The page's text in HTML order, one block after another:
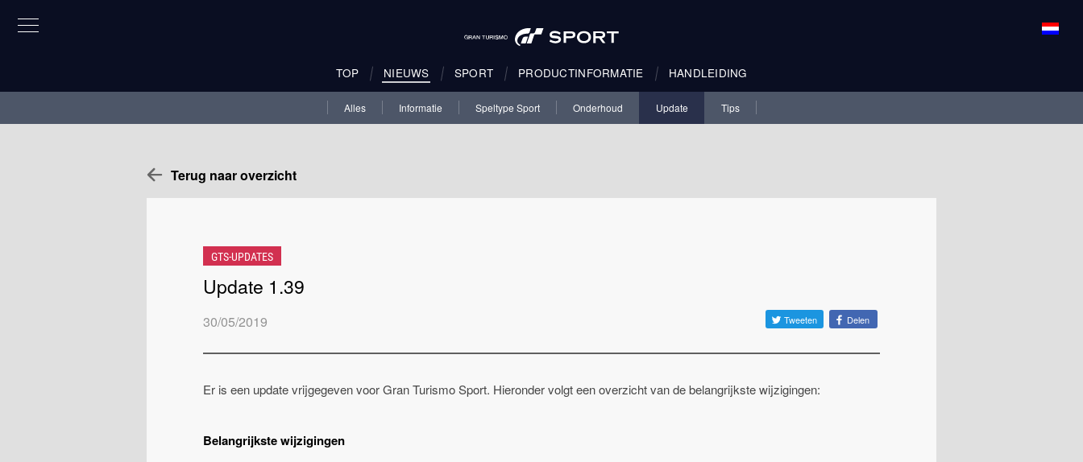
TOP NIEUWS SPORT PRODUCTINFORMATIE HANDLEIDING
Alles Informatie Speltype Sport Onderhoud Update Tips
Terug naar overzicht
GTS-UPDATES
Update 1.39
30/05/2019 Tweeten Delen
Er is een update vrijgegeven voor Gran Turismo Sport. Hieronder volgt een overzicht van de belangrijkste wijzigingen:
Belangrijkste wijzigingen